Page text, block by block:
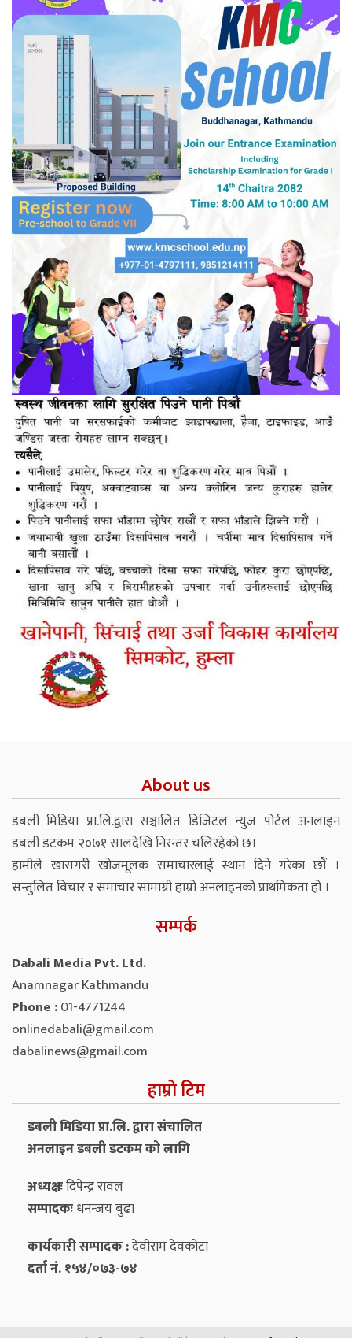
About us
डबली मिडिया प्रा.लि.द्वारा सञ्चालित डिजिटल न्युज पोर्टल अनलाइन
डबली डटकम २०७१ सालदेखि निरन्तर चलिरहेको छ।
हामीले खासगरी खोजमूलक समाचारलाई स्थान दिने गरेका छौं ।
सन्तुलित विचार र समाचार सामाग्री हाम्रो अनलाइनको प्राथमिकता हो ।
सम्पर्क
Dabali Media Pvt. Ltd.
Anamnagar Kathmandu
Phone :01-4771244
onlinedabali@gmail.com
dabalinews@gmail.com
हाम्रो टिम
डबली मिडिया प्रा.लि. द्वारा संचालित
अनलाइन डबली डटकम को लागि
अध्यक्षःदिपेन्द्र रावल
सम्पादकःधनन्‍जय बुढा
कार्यकारी सम्पादक :देवीराम देवकोटा
दर्ता नं. १५४/०७३-७४